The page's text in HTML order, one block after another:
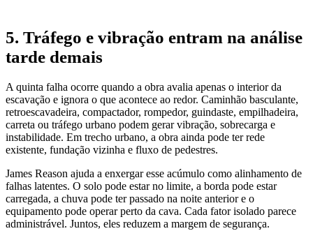
5. Tráfego e vibração entram na análise
tarde demais
A quinta falha ocorre quando a obra avalia apenas o interior da
escavação e ignora o que acontece ao redor. Caminhão basculante,
retroescavadeira, compactador, rompedor, guindaste, empilhadeira,
carreta ou tráfego urbano podem gerar vibração, sobrecarga e
instabilidade. Em trecho urbano, a obra ainda pode ter rede
existente, fundação vizinha e fluxo de pedestres.
James Reason ajuda a enxergar esse acúmulo como alinhamento de
falhas latentes. O solo pode estar no limite, a borda pode estar
carregada, a chuva pode ter passado na noite anterior e o
equipamento pode operar perto da cava. Cada fator isolado parece
administrável. Juntos, eles reduzem a margem de segurança.